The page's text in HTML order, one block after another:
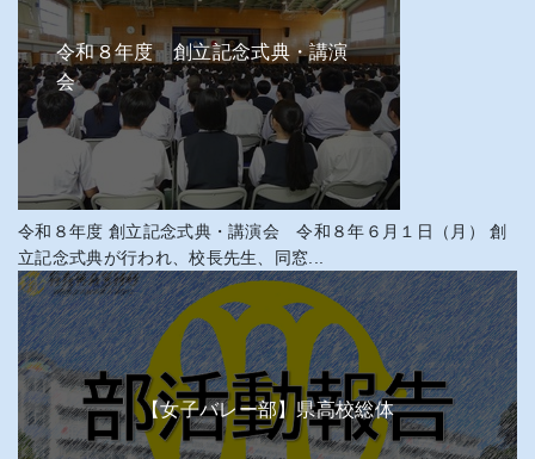
令和８年度 創立記念式典・講演
会
令和８年度 創立記念式典・講演会 令和８年６月１日（月） 創
立記念式典が行われ、校長先生、同窓...
【女子バレー部】県高校総体